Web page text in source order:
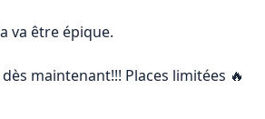
va être épique.
maintenant!!! Places limitées 🔥